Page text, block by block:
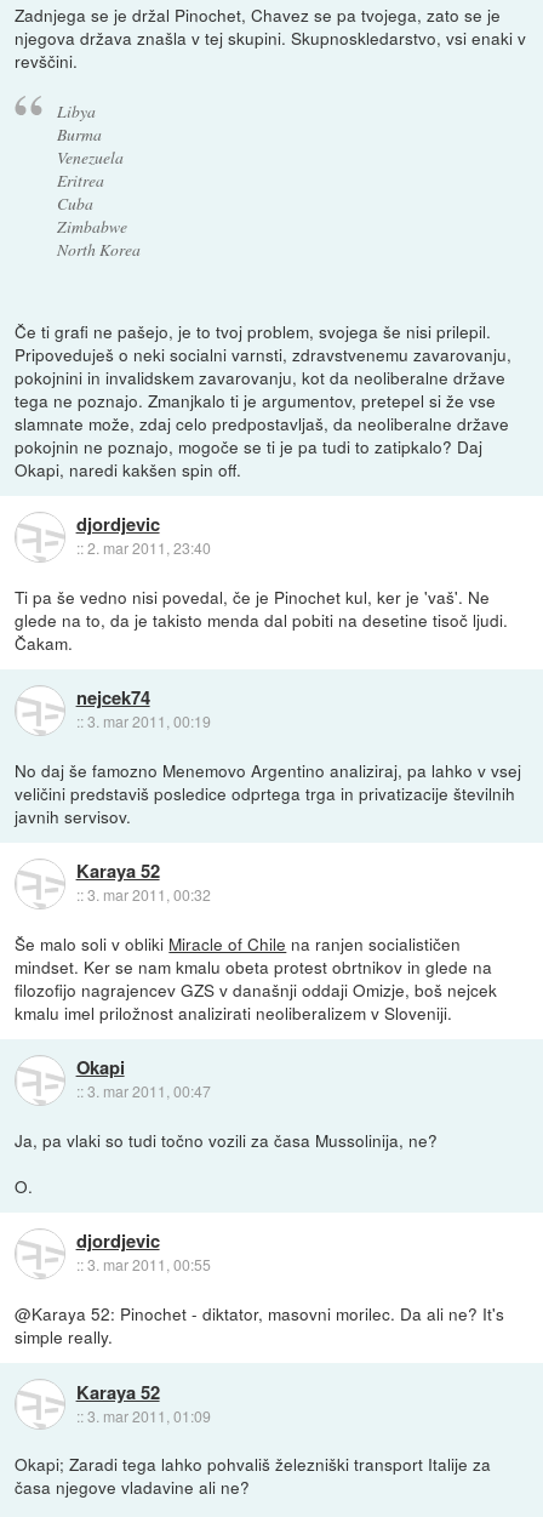
Zadnjega se je držal Pinochet, Chavez se pa tvojega, zato se je
njegova država znašla v tej skupini. Skupnoskledarstvo, vsi enaki v
revščini.
Libya
Burma
Venezuela
Eritrea
Cuba
Zimbabwe
North Korea
Če ti grafi ne pašejo, je to tvoj problem, svojega še nisi prilepil.
Pripoveduješ o neki socialni varnsti, zdravstvenemu zavarovanju,
pokojnini in invalidskem zavarovanju, kot da neoliberalne države
tega ne poznajo. Zmanjkalo ti je argumentov, pretepel si že vse
slamnate može, zdaj celo predpostavljaš, da neoliberalne države
pokojnin ne poznajo, mogoče se ti je pa tudi to zatipkalo? Daj
Okapi, naredi kakšen spin off.
djordjevic
::2. mar 2011, 23:40
Ti pa še vedno nisi povedal, če je Pinochet kul, ker je 'vaš'. Ne
glede na to, da je takisto menda dal pobiti na desetine tisoč ljudi.
Čakam.
nejcek74
::3. mar 2011, 00:19
No daj še famozno Menemovo Argentino analiziraj, pa lahko v vsej
veličini predstaviš posledice odprtega trga in privatizacije številnih
javnih servisov.
Karaya 52
::3. mar 2011, 00:32
Še malo soli v obliki Miracle of Chile na ranjen socialističen
mindset. Ker se nam kmalu obeta protest obrtnikov in glede na
filozofijo nagrajencev GZS v današnji oddaji Omizje, boš nejcek
kmalu imel priložnost analizirati neoliberalizem v Sloveniji.
Okapi
::3. mar 2011, 00:47
Ja, pa vlaki so tudi točno vozili za časa Mussolinija, ne?
O.
djordjevic
::3. mar 2011, 00:55
@Karaya 52: Pinochet - diktator, masovni morilec. Da ali ne? It's
simple really.
Karaya 52
::3. mar 2011, 01:09
Okapi; Zaradi tega lahko pohvališ železniški transport Italije za
časa njegove vladavine ali ne?